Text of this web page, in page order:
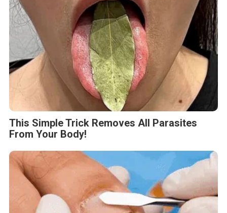
This Simple Trick Removes All Parasites
From Your Body!